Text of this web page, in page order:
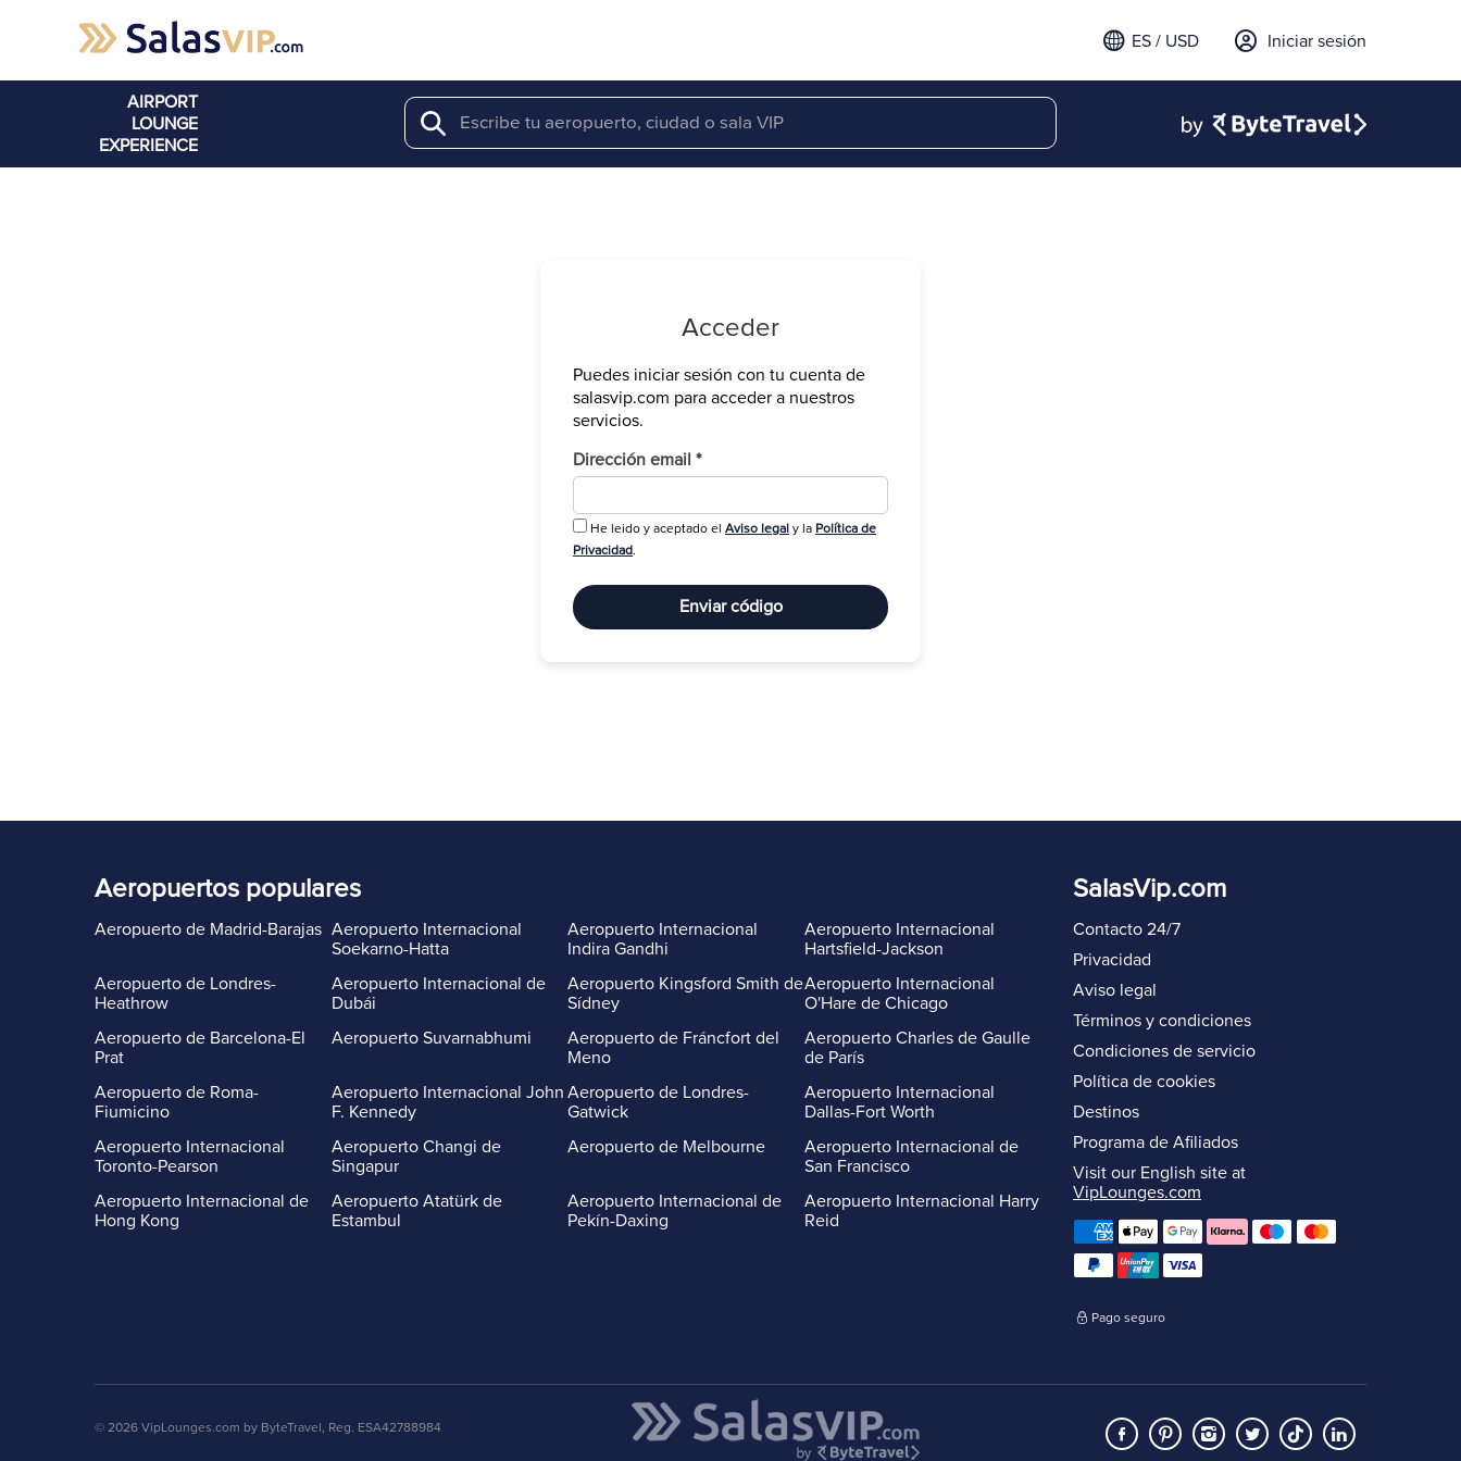
Iniciar sesión
ES / USD
AIRPORT
LOUNGE
EXPERIENCE
Search
Acceder
Puedes iniciar sesión con tu cuenta de
salasvip.com para acceder a nuestros
servicios.
Dirección email *Obligatorio
He leido y aceptado el Aviso legal y la Política de
Privacidad.
Enviar código
Aeropuertos populares
Aeropuerto de Madrid-Barajas
Aeropuerto de Londres-
Heathrow
Aeropuerto de Barcelona-El
Prat
Aeropuerto de Roma-
Fiumicino
Aeropuerto Internacional
Toronto-Pearson
Aeropuerto Internacional de
Hong Kong
Aeropuerto Internacional
Soekarno-Hatta
Aeropuerto Internacional de
Dubái
Aeropuerto Suvarnabhumi
Aeropuerto Internacional John
F. Kennedy
Aeropuerto Changi de
Singapur
Aeropuerto Atatürk de
Estambul
Aeropuerto Internacional
Indira Gandhi
Aeropuerto Kingsford Smith de
Sídney
Aeropuerto de Fráncfort del
Meno
Aeropuerto de Londres-
Gatwick
Aeropuerto de Melbourne
Aeropuerto Internacional de
Pekín-Daxing
Aeropuerto Internacional
Hartsfield-Jackson
Aeropuerto Internacional
O'Hare de Chicago
Aeropuerto Charles de Gaulle
de París
Aeropuerto Internacional
Dallas-Fort Worth
Aeropuerto Internacional de
San Francisco
Aeropuerto Internacional Harry
Reid
SalasVip.com
Contacto 24/7
Privacidad
Aviso legal
Términos y condiciones
Condiciones de servicio
Política de cookies
Destinos
Programa de Afiliados
Visit our English site at
VipLounges.com
Pago seguro
© 2026 VipLounges.com by ByteTravel, Reg. ESA42788984